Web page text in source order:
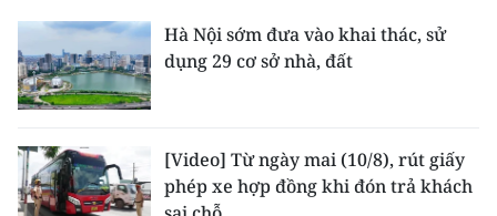
MUA BÁO
ĐỌC BÁO IN
ENGLISH
Hà Nội sớm đưa vào khai thác, sử
dụng 29 cơ sở nhà, đất
[Video] Từ ngày mai (10/8), rút giấy
phép xe hợp đồng khi đón trả khách